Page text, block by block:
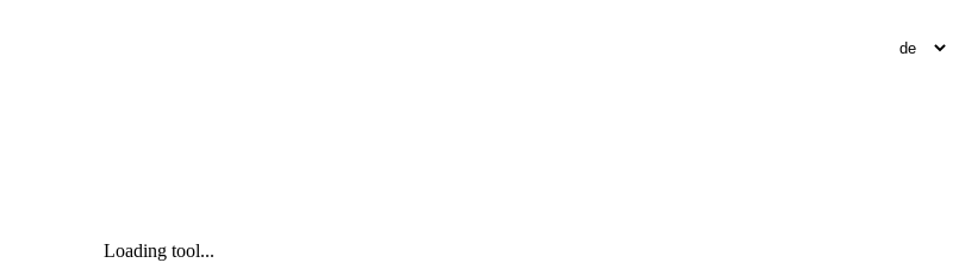
Loading tool...